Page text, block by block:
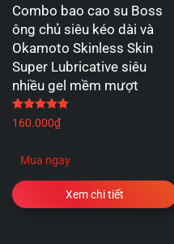
Combo bao cao su Boss
ông chủ siêu kéo dài và
Okamoto Skinless Skin
Super Lubricative siêu
nhiều gel mềm mượt
160.000₫
Mua ngay
Xem chi tiết